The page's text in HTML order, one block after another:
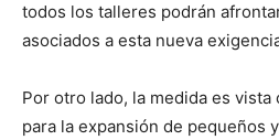
todos los talleres podrán
asociados a esta nueva
Por otro lado, la medida es
para la expansión de pequeños